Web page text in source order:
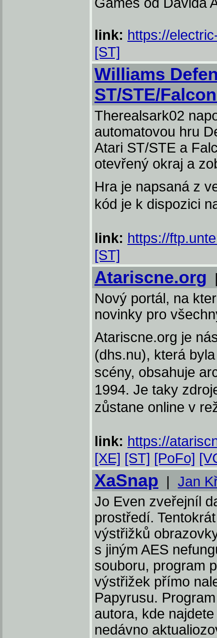
link: https://
[ST]
Williams
ST/STE/
Therealsark02
automatovou hru
Atari ST/STE a
otevřený okraj a
Hra je napsaná z
kód je k dispozici
link: https://
[ST]
Atariscne.org
Nový portál, na
novinky pro
Atariscne.org je
(dhs.nu), která
scény, obsahuje
1994. Je taky
zůstane online v
link: https://
[XE] [ST] [PoFo]
XaSnap | Jan
Jo Even zveřejníl
prostředí.
výstřižků
s jiným AES
souboru, program
výstřižek přímo
Papyrusu.
autora, kde
nedávno